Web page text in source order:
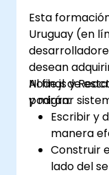
Esta
Uruguay (en
desean
Node.js y
y migrar
Al final de
podrán:
Escribir y
manera
Construir
lado del